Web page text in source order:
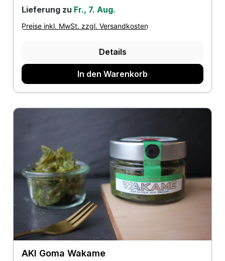
Lieferung zu Fr., 7. Aug.
Preise inkl. MwSt. zzgl. Versandkosten
Details
In den Warenkorb
AKI Goma Wakame